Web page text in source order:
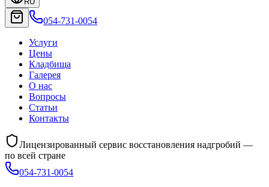
054-731-0054
Услуги
Цены
Кладбища
Галерея
О нас
Вопросы
Статьи
Контакты
Лицензированный сервис восстановления надгробий —
по всей стране
054-731-0054